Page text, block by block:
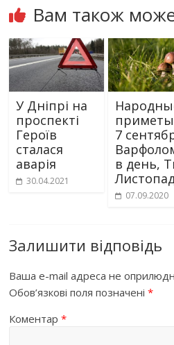
Вам також
У Дніпрі на
проспекті
Героїв
сталася
аварія
30.04.2021
7
в день,
07.09.2020
Залишити відповідь
Ваша e-mail адреса не
Обов’язкові поля позначені*
Коментар*